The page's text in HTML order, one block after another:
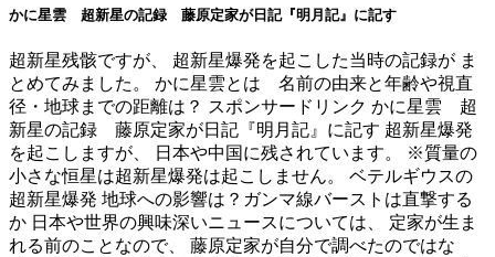
かに星雲 超新星の記録 藤原定家が日記『明月記』に記す
超新星残骸ですが、 超新星爆発を起こした当時の記録が ま
とめてみました。 かに星雲とは 名前の由来と年齢や視直
径・地球までの距離は？ スポンサードリンク かに星雲 超
新星の記録 藤原定家が日記『明月記』に記す 超新星爆発
を起こしますが、 日本や中国に残されています。 ※質量の
小さな恒星は超新星爆発は起こしません。 ベテルギウスの
超新星爆発 地球への影響は？ガンマ線バーストは直撃する
か 日本や世界の興味深いニュースについては、 定家が生ま
れる前のことなので、 藤原定家が自分で調べたのではな